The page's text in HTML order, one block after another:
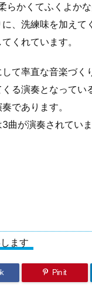
らかくてふくよか
、洗練味を加え
くれています。
て率直な音楽づ
る演奏となってい
であります。
曲が演奏されてい
ます
Pin it